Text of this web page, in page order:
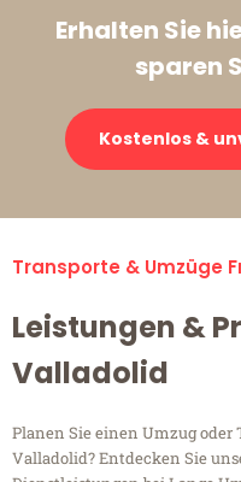
Erhalten Sie
sparen
Kostenlos &
Transporte & Umzüge
Leistungen &
Valladolid
Planen Sie einen Umzug
Valladolid? Entdecken Sie